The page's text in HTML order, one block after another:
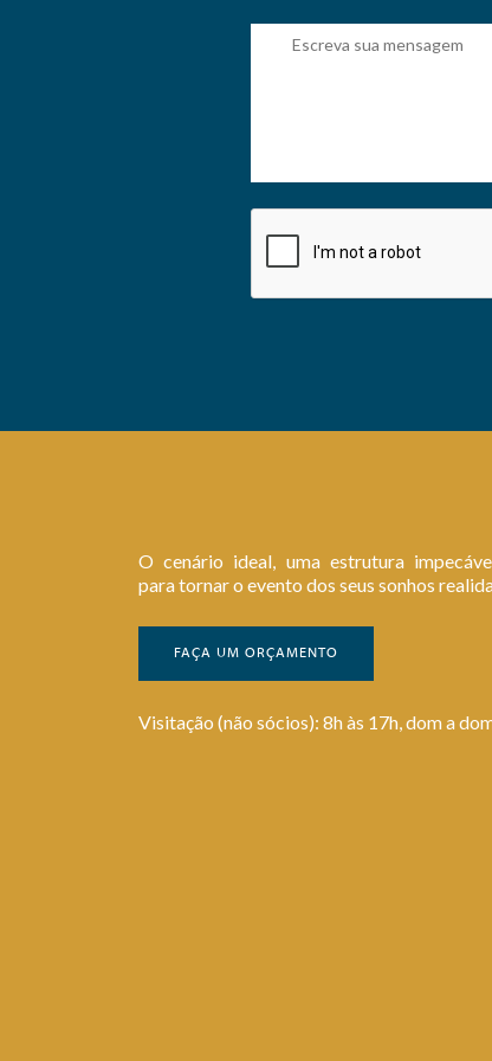
O cenário ideal, uma estrutura
para tornar o evento dos seus sonhos
FAÇA UM ORÇAMENTO
Visitação (não sócios): 8h às 17h, dom a